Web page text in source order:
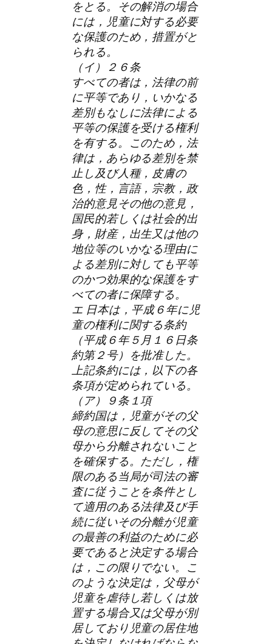
をとる。その解消の場合
には，児童に対する必要
な保護のため，措置がと
られる。
（イ）２６条
すべての者は，法律の前
に平等であり，いかなる
差別もなしに法律による
平等の保護を受ける権利
を有する。このため，法
律は，あらゆる差別を禁
止し及び人種，皮膚の
色，性，言語，宗教，政
治的意見その他の意見，
国民的若しくは社会的出
身，財産，出生又は他の
地位等のいかなる理由に
よる差別に対しても平等
のかつ効果的な保護をす
べての者に保障する。
エ 日本は，平成６年に児
童の権利に関する条約
（平成６年５月１６日条
約第２号）を批准した。
上記条約には，以下の各
条項が定められている。
（ア）９条１項
締約国は，児童がその父
母の意思に反してその父
母から分離されないこと
を確保する。ただし，権
限のある当局が司法の審
査に従うことを条件とし
て適用のある法律及び手
続に従いその分離が児童
の最善の利益のために必
要であると決定する場合
は，この限りでない。こ
のような決定は，父母が
児童を虐待し若しくは放
置する場合又は父母が別
居しており児童の居住地